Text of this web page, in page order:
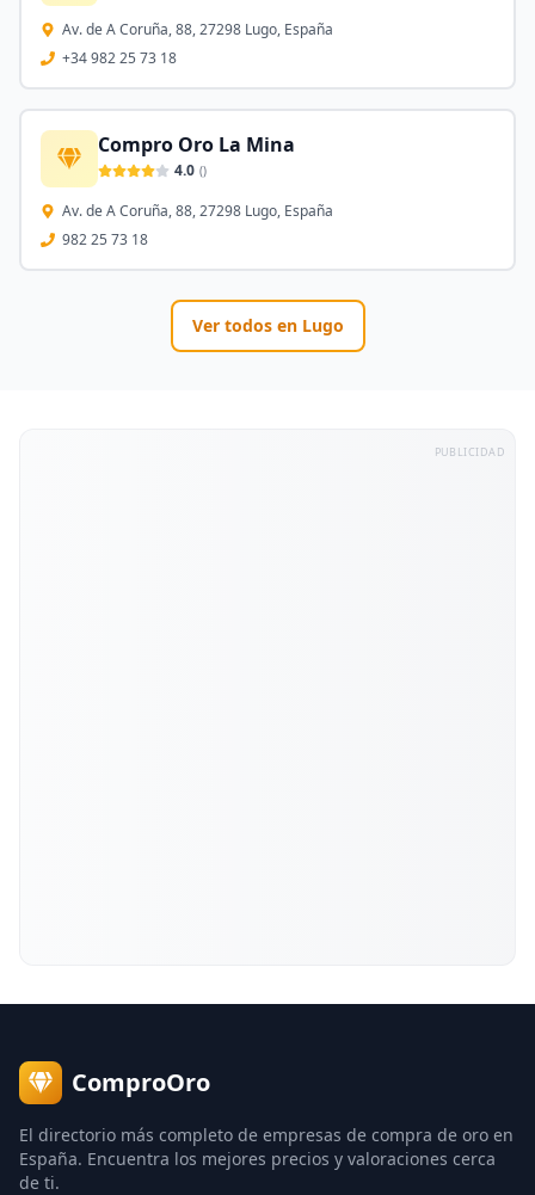
Av. de A Coruña, 88, 27298 Lugo, España
+34 982 25 73 18
Compro Oro La Mina
4.0 ()
Av. de A Coruña, 88, 27298 Lugo, España
982 25 73 18
Ver todos en Lugo
PUBLICIDAD
ComproOro
El directorio más completo de empresas de compra de oro en
España. Encuentra los mejores precios y valoraciones cerca
de ti.